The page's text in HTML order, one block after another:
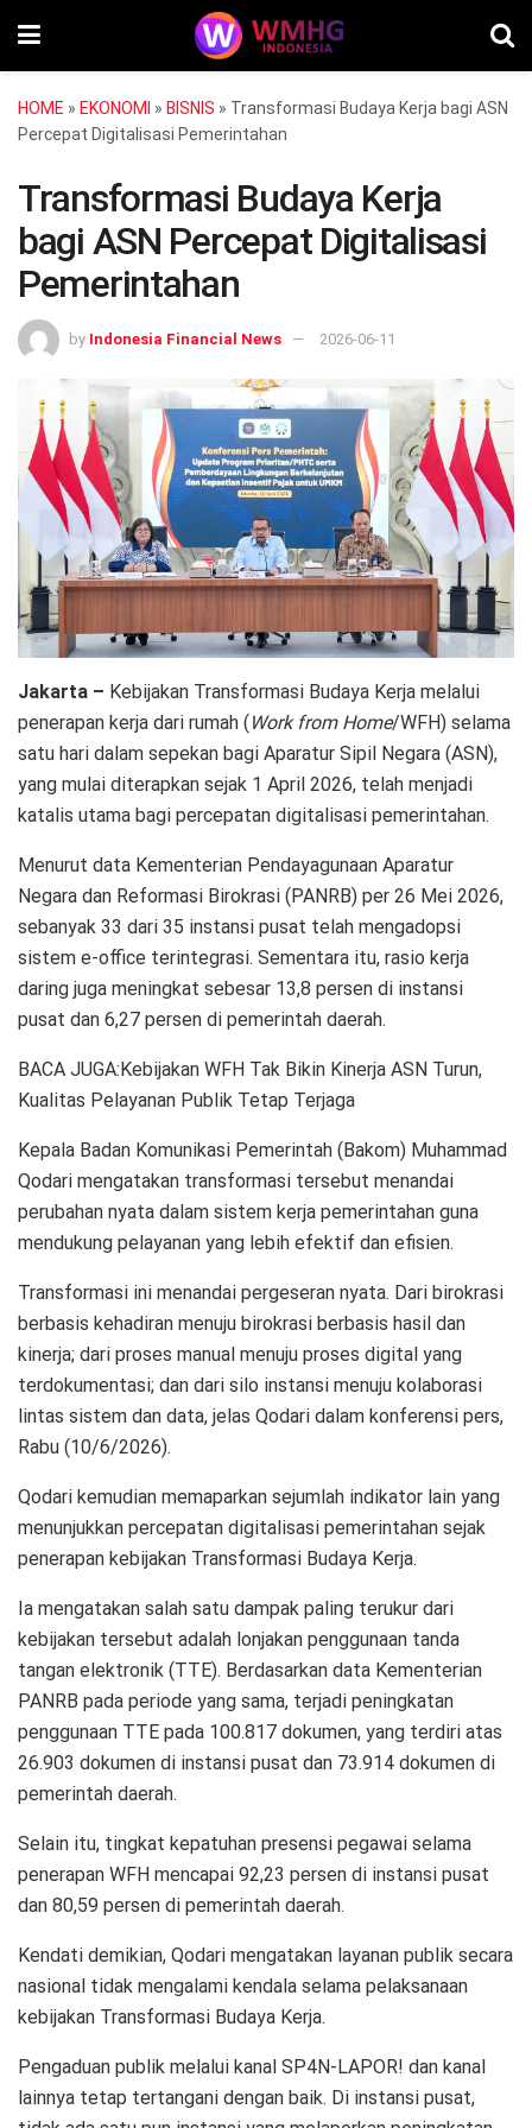
HOME » EKONOMI » BISNIS » Transformasi Budaya Kerja bagi ASN
Percepat Digitalisasi Pemerintahan
Transformasi Budaya Kerja
bagi ASN Percepat Digitalisasi
Pemerintahan
by Indonesia Financial News 2026-06-11
Jakarta – Kebijakan Transformasi Budaya Kerja melalui
penerapan kerja dari rumah ( Work from Home/WFH) selama
satu hari dalam sepekan bagi Aparatur Sipil Negara (ASN),
yang mulai diterapkan sejak 1 April 2026, telah menjadi
katalis utama bagi percepatan digitalisasi pemerintahan.
Menurut data Kementerian Pendayagunaan Aparatur
Negara dan Reformasi Birokrasi (PANRB) per 26 Mei 2026,
sebanyak 33 dari 35 instansi pusat telah mengadopsi
sistem e-office terintegrasi. Sementara itu, rasio kerja
daring juga meningkat sebesar 13,8 persen di instansi
pusat dan 6,27 persen di pemerintah daerah.
BACA JUGA:Kebijakan WFH Tak Bikin Kinerja ASN Turun,
Kualitas Pelayanan Publik Tetap Terjaga
Kepala Badan Komunikasi Pemerintah (Bakom) Muhammad
Qodari mengatakan transformasi tersebut menandai
perubahan nyata dalam sistem kerja pemerintahan guna
mendukung pelayanan yang lebih efektif dan efisien.
Transformasi ini menandai pergeseran nyata. Dari birokrasi
berbasis kehadiran menuju birokrasi berbasis hasil dan
kinerja; dari proses manual menuju proses digital yang
terdokumentasi; dan dari silo instansi menuju kolaborasi
lintas sistem dan data, jelas Qodari dalam konferensi pers,
Rabu (10/6/2026).
Qodari kemudian memaparkan sejumlah indikator lain yang
menunjukkan percepatan digitalisasi pemerintahan sejak
penerapan kebijakan Transformasi Budaya Kerja.
Ia mengatakan salah satu dampak paling terukur dari
kebijakan tersebut adalah lonjakan penggunaan tanda
tangan elektronik (TTE). Berdasarkan data Kementerian
PANRB pada periode yang sama, terjadi peningkatan
penggunaan TTE pada 100.817 dokumen, yang terdiri atas
26.903 dokumen di instansi pusat dan 73.914 dokumen di
pemerintah daerah.
Selain itu, tingkat kepatuhan presensi pegawai selama
penerapan WFH mencapai 92,23 persen di instansi pusat
dan 80,59 persen di pemerintah daerah.
Kendati demikian, Qodari mengatakan layanan publik secara
nasional tidak mengalami kendala selama pelaksanaan
kebijakan Transformasi Budaya Kerja.
Pengaduan publik melalui kanal SP4N-LAPOR! dan kanal
lainnya tetap tertangani dengan baik. Di instansi pusat,